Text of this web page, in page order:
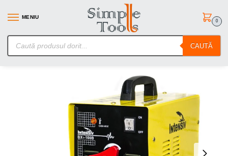
MENIU
CAUTĂ
0
SimpleTools.ro – Gasesti orice – Comanzi simplu
Prima pagină
Aparate de sudura Aparate de Sudura tip transformator